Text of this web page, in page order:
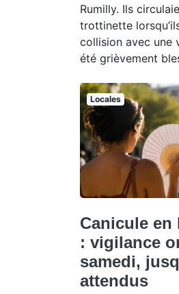
Rumilly. Ils
trottinette
collision avec une
été grièvement
Locales
Canicule en
: vigilance
samedi,
attendus